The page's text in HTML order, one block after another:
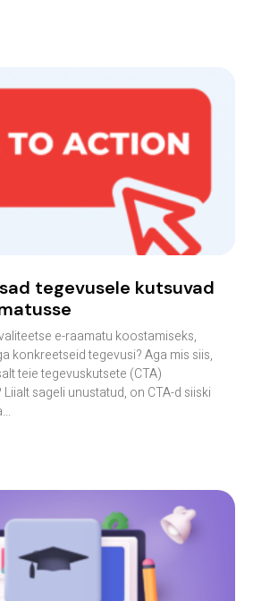
tegevusele kutsuvad
e-raamatu koostamiseks,
konkreetseid tegevusi? Aga mis siis,
teie tegevuskutsete (CTA)
sageli unustatud, on CTA-d siiski